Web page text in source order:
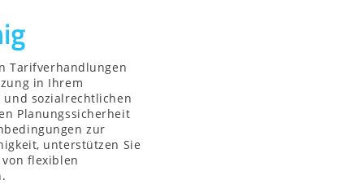
Tarifverhandlungen
in Ihrem
sozialrechtlichen
Planungssicherheit
zur
unterstützen Sie
flexiblen